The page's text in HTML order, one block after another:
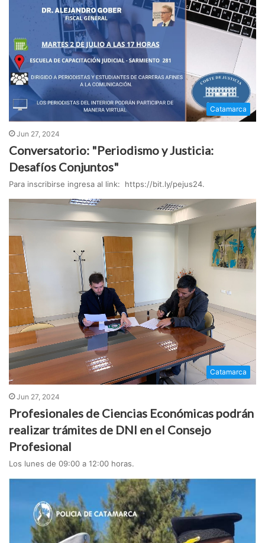
Catamarca
Jun 27, 2024
Conversatorio: "Periodismo y Justicia:
Desafíos Conjuntos"
Para inscribirse ingresa al link: https://bit.ly/pejus24.
Catamarca
Jun 27, 2024
Profesionales de Ciencias Económicas podrán
realizar trámites de DNI en el Consejo
Profesional
Los lunes de 09:00 a 12:00 horas.